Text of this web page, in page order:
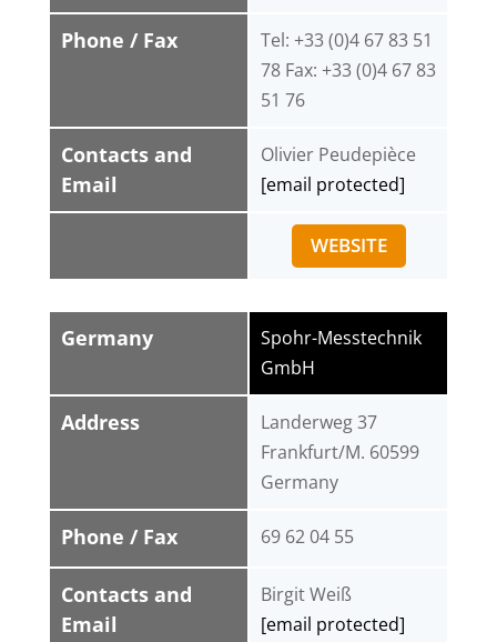
Phone / Fax
Contacts and
Email
Tel: +33 (0)4 67 83 51
78 Fax: +33 (0)4 67 83
51 76
Olivier Peudepièce
[email protected]
WEBSITE
Germany
Address
Phone / Fax
Contacts and
Email
Spohr-Messtechnik
GmbH
Landerweg 37
Frankfurt/M. 60599
Germany
69 62 04 55
Birgit Weiß
[email protected]